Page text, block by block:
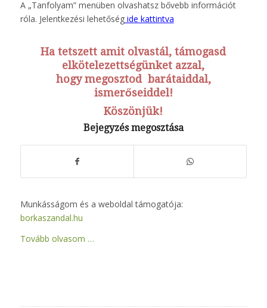
A „Tanfolyam” menüben olvashatsz bővebb információt
róla. Jelentkezési lehetőségide kattintva
Ha tetszett amit olvastál, támogasd
elkötelezettségünket azzal,
hogy megosztod barátaiddal,
ismerőseiddel!
Köszönjük!
Bejegyzés megosztása
Munkásságom és a weboldal támogatója:
borkaszandal.hu
Tovább olvasom …